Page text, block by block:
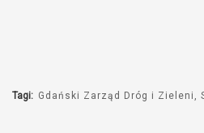
Tagi: Gdański Zarząd Dróg i Zieleni